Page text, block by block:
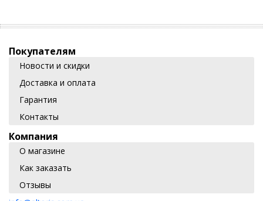
Покупателям
Новости и скидки
Доставка и оплата
Гарантия
Контакты
Компания
О магазине
Как заказать
Отзывы